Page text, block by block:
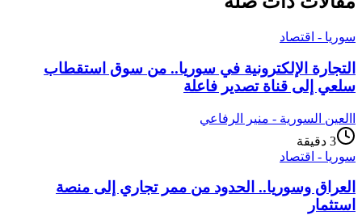
سوريا - اقتصاد
التجارة الإلكترونية في سوريا.. من سوق استقطاب
سلعي إلى قناة تصدير فاعلة
العين السورية - منير الرفاعي
3 دقيقة
سوريا - اقتصاد
العراق وسوريا.. الحدود من ممر تجاري إلى منصة
استثمار